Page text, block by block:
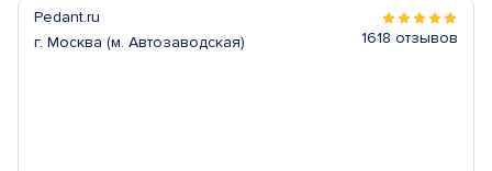
Pedant.ru
г. Москва (м. Автозаводская)
1618 отзывов